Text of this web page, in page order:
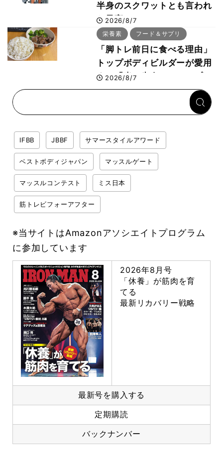
半身のスクワットとも言われ
た最高マシン“ノーチラス・
プルオーバーマシン”とは？
2026/8/7
栄養素 フード＆サプリ
「脚トレ前日に食べる理由」
トップボディビルダーが愛用
する「米＋牛肉」のシンプル
回復メシとは？
2026/8/7
IFBB JBBF サマースタイルアワード
ベストボディジャパン マッスルゲート
マッスルコンテスト ミス日本
筋トレビフォーアフター
※当サイトはAmazonアソシエイトプログラム
に参加しています
2026年8月号
「休養」が筋肉を育
てる
最新リカバリー戦略
最新号を購入する
定期購読
バックナンバー